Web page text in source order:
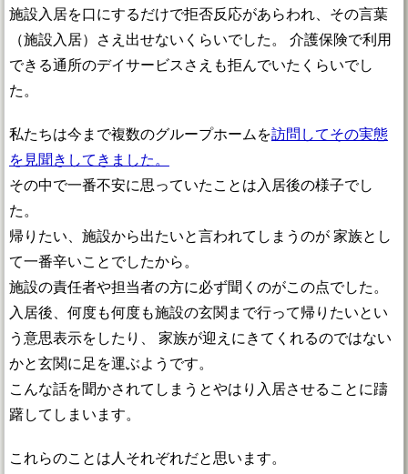
施設入居を口にするだけで拒否反応があらわれ、その言葉
（施設入居）さえ出せないくらいでした。 介護保険で利用
できる通所のデイサービスさえも拒んでいたくらいでし
た。
私たちは今まで複数のグループホームを訪問してその実態
を見聞きしてきました。
その中で一番不安に思っていたことは入居後の様子でし
た。
帰りたい、施設から出たいと言われてしまうのが 家族とし
て一番辛いことでしたから。
施設の責任者や担当者の方に必ず聞くのがこの点でした。
入居後、何度も何度も施設の玄関まで行って帰りたいとい
う意思表示をしたり、 家族が迎えにきてくれるのではない
かと玄関に足を運ぶようです。
こんな話を聞かされてしまうとやはり入居させることに躊
躇してしまいます。
これらのことは人それぞれだと思います。